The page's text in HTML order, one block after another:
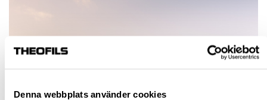
Denna webbplats använder cookies
expertis. Välkommen till oss på Theofils!